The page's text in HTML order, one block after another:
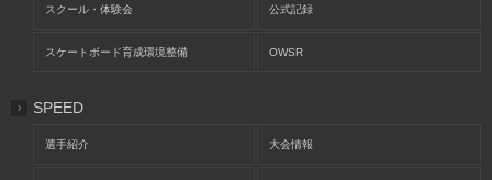
スクール・体験会 公式記録
スケートボード育成環境整備 OWSR
SPEED
選手紹介 大会情報